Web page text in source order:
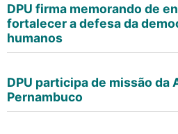
DPU firma memorando de
fortalecer a defesa da
humanos
DPU participa de missão da
Pernambuco